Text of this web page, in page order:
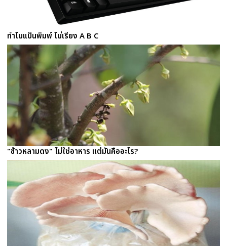
ทำไมแป้นพิมพ์ ไม่เรียง A B C
"ข้าวหลามดง" ไม่ใช่อาหาร แต่มันคืออะไร?